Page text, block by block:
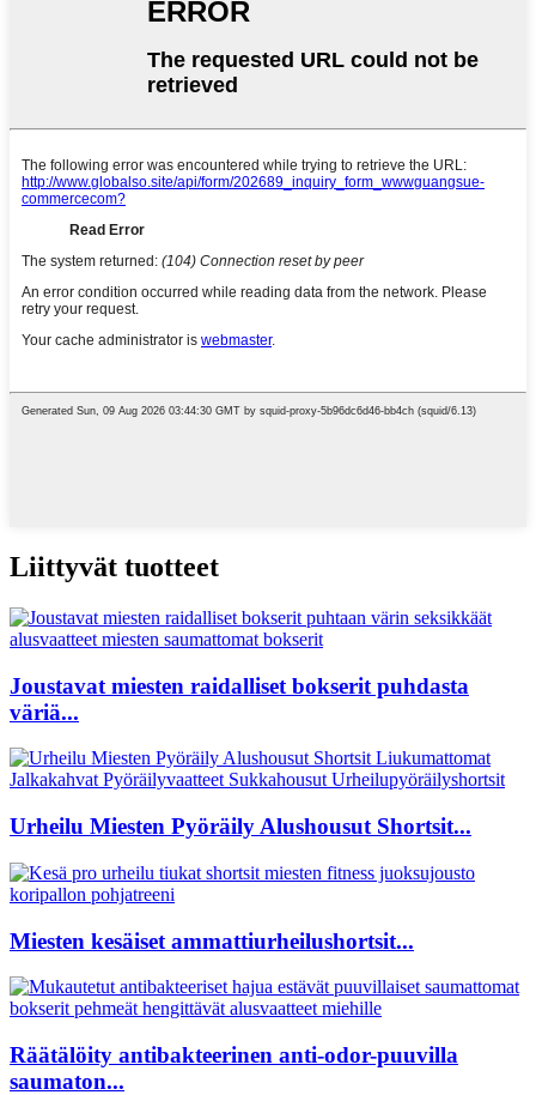
Liittyvät tuotteet
Joustavat miesten raidalliset bokserit puhdasta
väriä...
Urheilu Miesten Pyöräily Alushousut Shortsit...
Miesten kesäiset ammattiurheilushortsit...
Räätälöity antibakteerinen anti-odor-puuvilla
saumaton...